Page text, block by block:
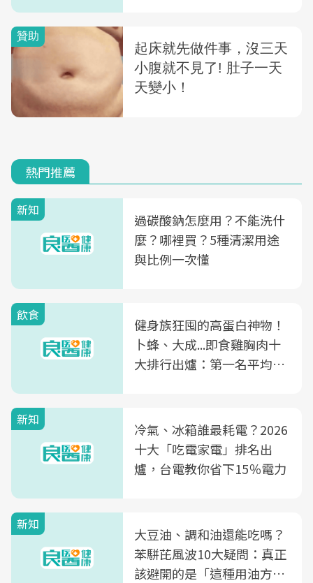
熱門推薦
新知
過碳酸鈉怎麼用？不能洗什
麼？哪裡買？5種清潔用途
與比例一次懂
飲食
健身族狂囤的高蛋白神物！
卜蜂、大成...即食雞胸肉十
大排行出爐：第一名平均一
新知
冷氣、冰箱誰最耗電？2026
十大「吃電家電」排名出
爐，台電教你省下15％電力
新知
大豆油、調和油還能吃嗎？
苯駢芘風波10大疑問：真正
該避開的是「這種用油方